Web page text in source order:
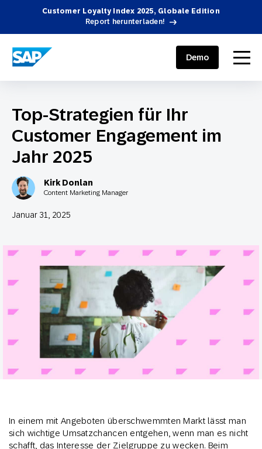
Customer Loyalty Index 2025, Globale Edition
Report herunterladen!
SAP ENGAGEMENT CLOUD menu
Demo
Top-Strategien für Ihr
Customer Engagement im
Jahr 2025
Kirk Donlan
Content Marketing Manager
Januar 31, 2025
In einem mit Angeboten überschwemmten Markt lässt man
sich wichtige Umsatzchancen entgehen, wenn man es nicht
schafft, das Interesse der Zielgruppe zu wecken. Beim